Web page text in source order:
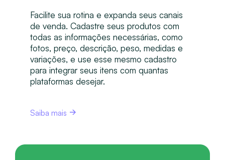
Facilite sua rotina e expanda seus canais
de venda. Cadastre seus produtos com
todas as informações necessárias, como
fotos, preço, descrição, peso, medidas e
variações, e use esse mesmo cadastro
para integrar seus itens com quantas
plataformas desejar.
Saiba mais